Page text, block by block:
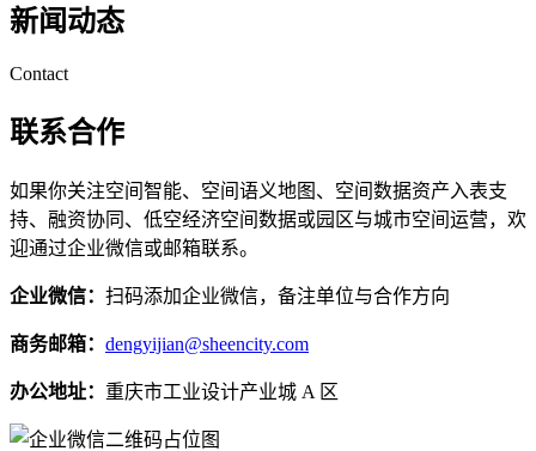
新闻动态
Contact
联系合作
如果你关注空间智能、空间语义地图、空间数据资产入表支
持、融资协同、低空经济空间数据或园区与城市空间运营，欢
迎通过企业微信或邮箱联系。
企业微信： 扫码添加企业微信，备注单位与合作方向
商务邮箱： dengyijian@sheencity.com
办公地址： 重庆市工业设计产业城 A 区